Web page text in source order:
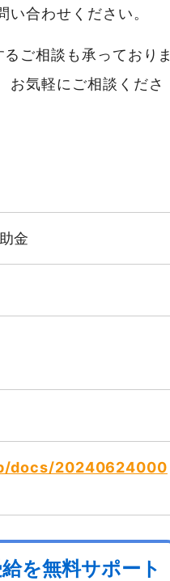
合わせください。
ご相談も承っておりま
お気軽にご相談くださ
金
docs/20240624000
を無料サポート